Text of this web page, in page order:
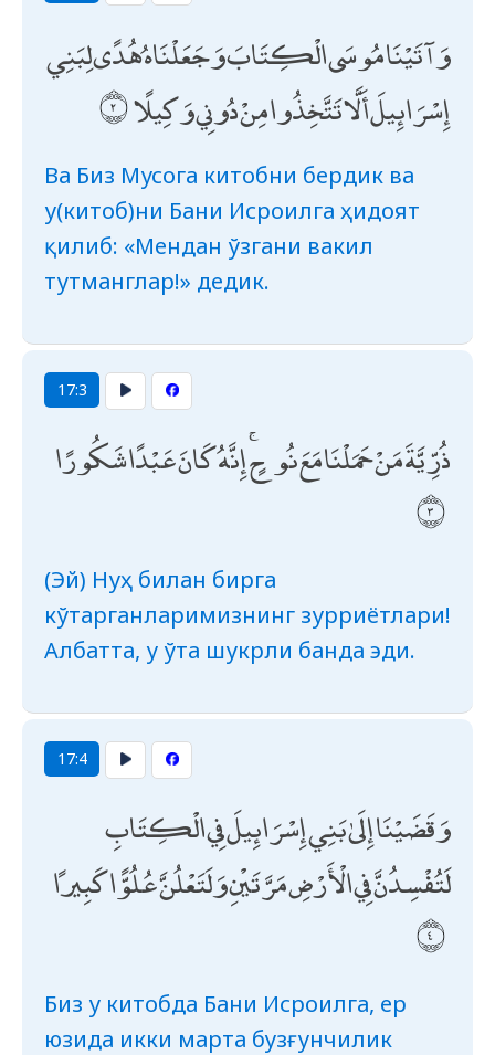
وَآتَيْنَا مُوسَى الْكِتَابَ وَجَعَلْنَاهُ هُدًى لِبَنِي
إِسْرَائِيلَ أَلَّا تَتَّخِذُوا مِنْ دُونِي وَكِيلًا
Ва Биз Мусога китобни бердик ва
у(китоб)ни Бани Исроилга ҳидоят
қилиб: «Мендан ўзгани вакил
тутманглар!» дедик.
17:3
ذُرِّيَّةَ مَنْ حَمَلْنَا مَعَ نُوحٍ ۚ إِنَّهُ كَانَ عَبْدًا شَكُورًا
(Эй) Нуҳ билан бирга
кўтарганларимизнинг зурриётлари!
Албатта, у ўта шукрли банда эди.
17:4
وَقَضَيْنَا إِلَىٰ بَنِي إِسْرَائِيلَ فِي الْكِتَابِ
لَتُفْسِدُنَّ فِي الْأَرْضِ مَرَّتَيْنِ وَلَتَعْلُنَّ عُلُوًّا كَبِيرًا
Биз у китобда Бани Исроилга, ер
юзида икки марта бузғунчилик